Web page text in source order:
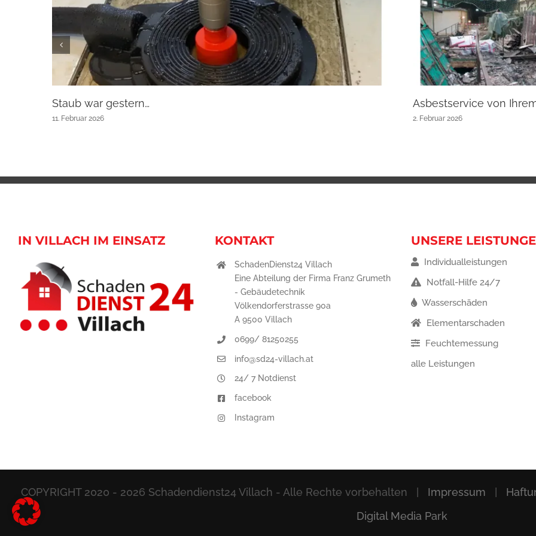
Staub war gestern…
11. Februar 2026
Asbestservice von
2. Februar 2026
IN VILLACH IM EINSATZ KONTAKT
SchadenDienst24 Villach
Eine Abteilung der Firma Franz Grumeth
- Gebäudetechnik
Völkendorferstrasse 90a
A 9500 Villach
0699/ 81250255
info@sd24-villach.at
24/ 7 Notdienst
facebook
Instagram
UNSERE
Individualleistungen
Notfall-Hilfe 24/7
Wasserschäden
Elementarschaden
Feuchtemessung
alle Leistungen
COPYRIGHT 2020 - 2026 Schadendienst24 Villach - Alle Rechte vorbehalten | Impressum |
Digital Media Park